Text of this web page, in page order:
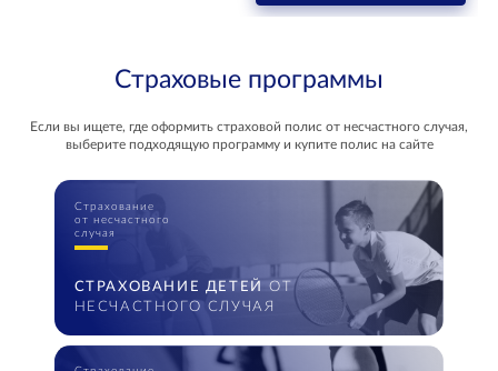
Страховые программы
Если вы ищете, где оформить страховой полис от несчастного случая,
выберите подходящую программу и купите полис на сайте
Страхование
от несчастного
случая
СТРАХОВАНИЕ ДЕТЕЙ
ОТ
НЕСЧАСТНОГО СЛУЧАЯ